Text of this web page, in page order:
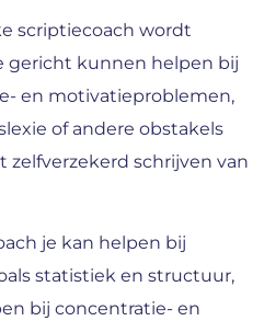
scriptiecoach wordt
gericht kunnen helpen bij
en motivatieproblemen,
of andere obstakels
schrijven van
je kan helpen bij
statistiek en structuur,
bij concentratie- en